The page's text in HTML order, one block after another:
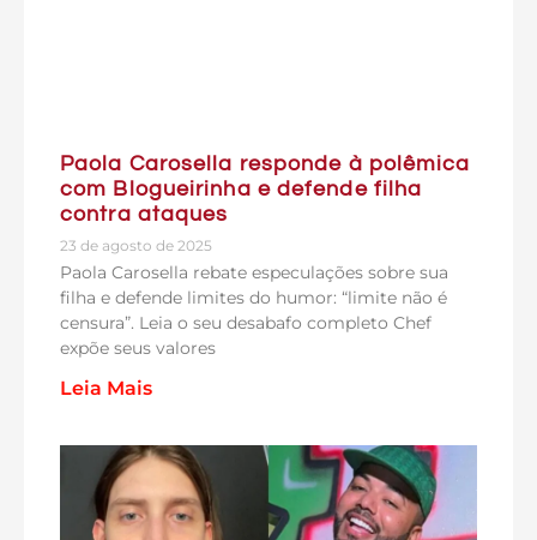
Paola Carosella responde à polêmica
com Blogueirinha e defende filha
contra ataques
23 de agosto de 2025
Paola Carosella rebate especulações sobre sua
filha e defende limites do humor: “limite não é
censura”. Leia o seu desabafo completo Chef
expõe seus valores
Leia Mais